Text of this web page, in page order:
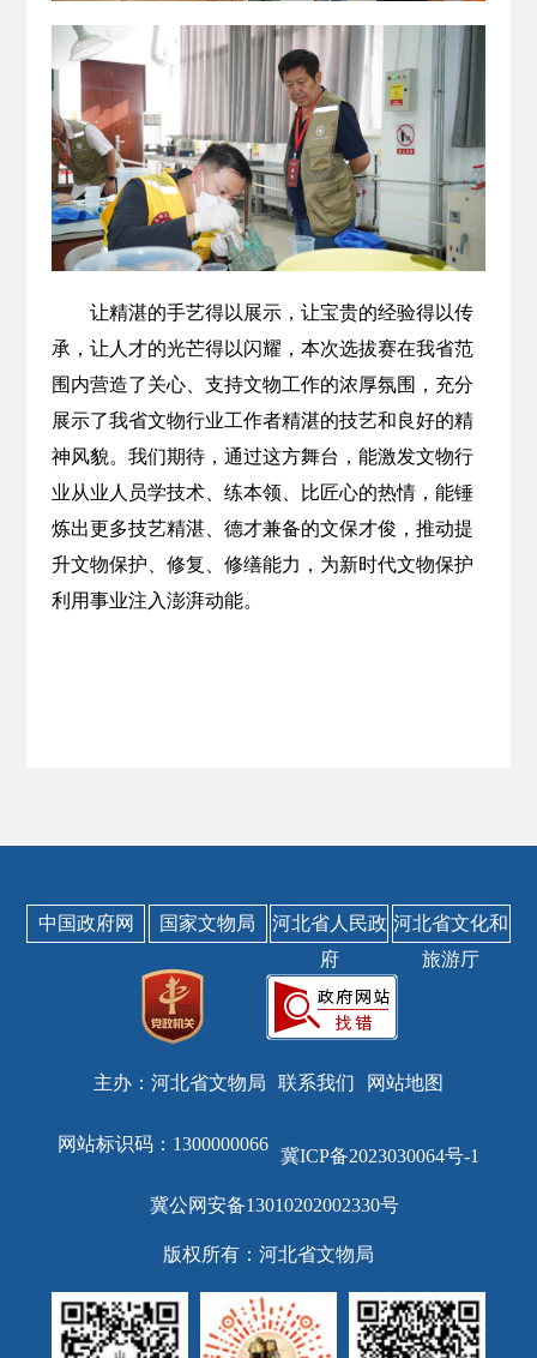
让精湛的手艺得以展示，让宝贵的经验得以传
承，让人才的光芒得以闪耀，本次选拔赛在我省范
围内营造了关心、支持文物工作的浓厚氛围，充分
展示了我省文物行业工作者精湛的技艺和良好的精
神风貌。我们期待，通过这方舞台，能激发文物行
业从业人员学技术、练本领、比匠心的热情，能锤
炼出更多技艺精湛、德才兼备的文保才俊，推动提
升文物保护、修复、修缮能力，为新时代文物保护
利用事业注入澎湃动能。
中国政府网 国家文物局
河北省人民政
府
河北省文化和
旅游厅
主办：河北省文物局 联系我们 网站地图
网站标识码：1300000066
冀ICP备2023030064号-1
冀公网安备13010202002330号
版权所有：河北省文物局